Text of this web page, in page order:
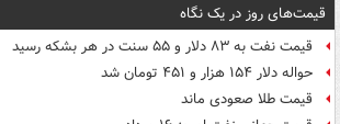
قیمت‌های روز در یک نگاه
قیمت نفت به ۸۳ دلار و ۵۵ سنت در هر بشکه رسید
حواله دلار ۱۵۴ هزار و ۴۵۱ تومان شد
قیمت طلا صعودی ماند